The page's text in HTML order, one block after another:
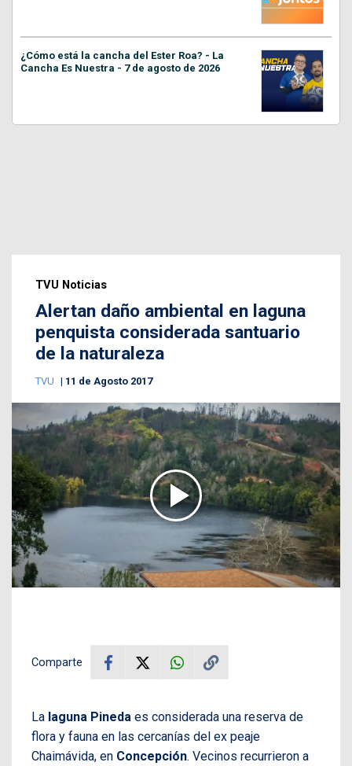
¿Cómo está la cancha del Ester Roa? - La
Cancha Es Nuestra - 7 de agosto de 2026
TVU Noticias
Alertan daño ambiental en laguna
penquista considerada santuario
de la naturaleza
TVU 11 de Agosto 2017
Comparte
La laguna Pineda es considerada una reserva de
flora y fauna en las cercanías del ex peaje
Chaimávida, en Concepción. Vecinos recurrieron a